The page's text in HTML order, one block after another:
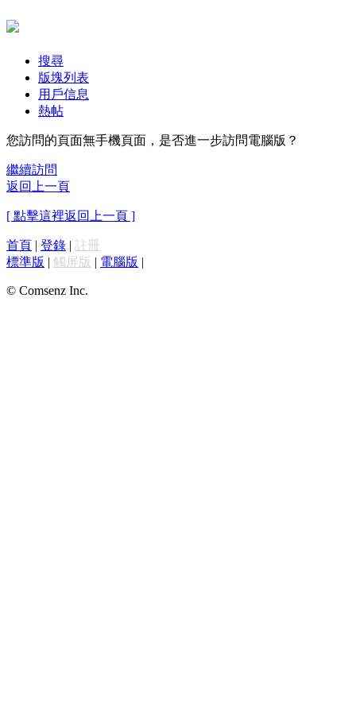
搜尋
版塊列表
用戶信息
熱帖
您訪問的頁面無手機頁面，是否進一步訪問電腦版？
繼續訪問
返回上一頁
[ 點擊這裡返回上一頁 ]
首頁 | 登錄 | 註冊
標準版 | 觸屏版 | 電腦版 |
© Comsenz Inc.